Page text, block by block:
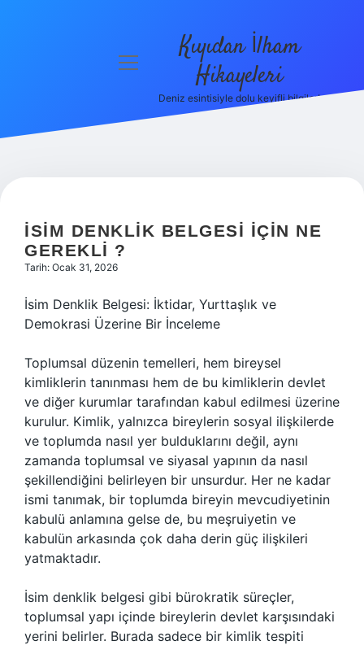
Hakkımızda
menüyü
Kıyıdan İlham
Hikayeleri
Deniz esintisiyle dolu keyifli bilgiler!
İSIM DENKLIK BELGESI IÇIN NE
GEREKLI ?
Tarih: Ocak 31, 2026
İsim Denklik Belgesi: İktidar, Yurttaşlık ve
Demokrasi Üzerine Bir İnceleme
Toplumsal düzenin temelleri, hem bireysel
kimliklerin tanınması hem de bu kimliklerin devlet
ve diğer kurumlar tarafından kabul edilmesi üzerine
kurulur. Kimlik, yalnızca bireylerin sosyal ilişkilerde
ve toplumda nasıl yer bulduklarını değil, aynı
zamanda toplumsal ve siyasal yapının da nasıl
şekillendiğini belirleyen bir unsurdur. Her ne kadar
ismi tanımak, bir toplumda bireyin mevcudiyetinin
kabulü anlamına gelse de, bu meşruiyetin ve
kabulün arkasında çok daha derin güç ilişkileri
yatmaktadır.
İsim denklik belgesi gibi bürokratik süreçler,
toplumsal yapı içinde bireylerin devlet karşısındaki
yerini belirler. Burada sadece bir kimlik tespiti